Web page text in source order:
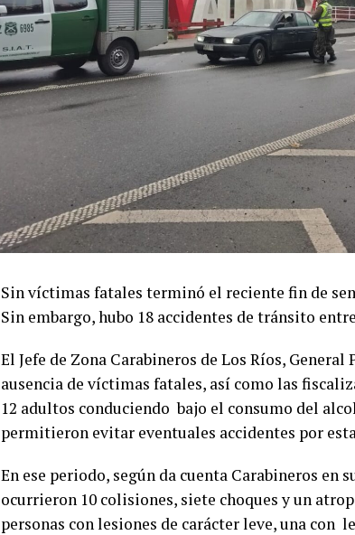
Sin víctimas fatales terminó el reciente fin de
Sin embargo, hubo 18 accidentes de tránsito
El Jefe de Zona Carabineros de Los Ríos,
ausencia de víctimas fatales, así como las
12 adultos conduciendo bajo el consumo del
permitieron evitar eventuales accidentes por
En ese periodo, según da cuenta Carabineros en
ocurrieron 10 colisiones, siete choques y un
personas con lesiones de carácter leve, una con